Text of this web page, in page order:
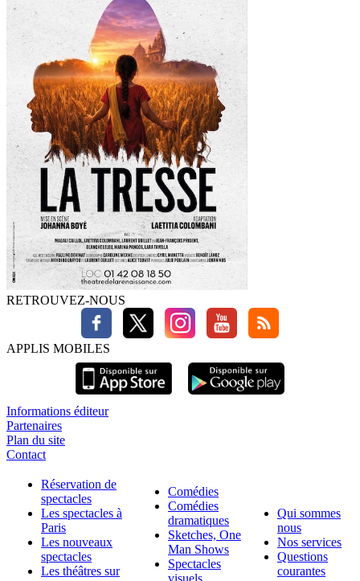
RETROUVEZ-NOUS
APPLIS MOBILES
Informations éditeur
Partenaires
Plan du site
Contact
Réservation de
spectacles
Les spectacles à
Paris
Les nouveaux
spectacles
Les théâtres sur
Comédies
Comédies
dramatiques
Sketches, One
Man Shows
Spectacles
Qui sommes
nous
Nos services
Questions
courantes